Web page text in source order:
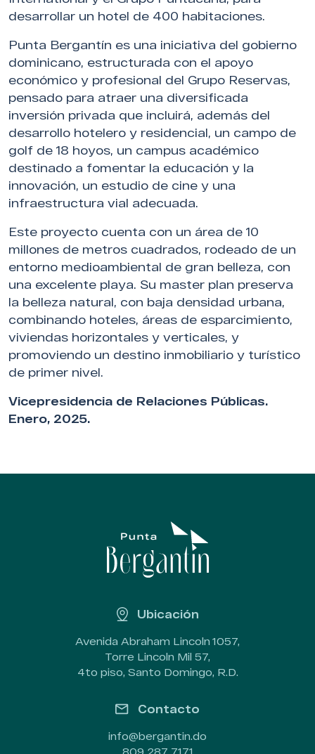
desarrollar un hotel de 400 habitaciones.
Punta Bergantín es una iniciativa del gobierno
dominicano, estructurada con el apoyo
económico y profesional del Grupo Reservas,
pensado para atraer una diversificada
inversión privada que incluirá, además del
desarrollo hotelero y residencial, un campo de
golf de 18 hoyos, un campus académico
destinado a fomentar la educación y la
innovación, un estudio de cine y una
infraestructura vial adecuada.
Este proyecto cuenta con un área de 10
millones de metros cuadrados, rodeado de un
entorno medioambiental de gran belleza, con
una excelente playa. Su master plan preserva
la belleza natural, con baja densidad urbana,
combinando hoteles, áreas de esparcimiento,
viviendas horizontales y verticales, y
promoviendo un destino inmobiliario y turístico
de primer nivel.
Vicepresidencia de Relaciones Públicas.
Enero, 2025.
Ubicación
Avenida Abraham Lincoln 1057,
Torre Lincoln Mil 57,
4to piso, Santo Domingo, R.D.
Contacto
info@bergantin.do
809 287 7171